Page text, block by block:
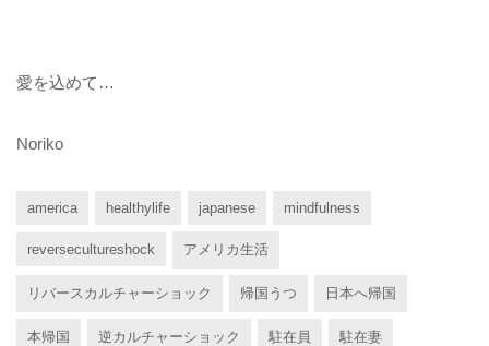
愛を込めて…
Noriko
america healthylife japanese mindfulness
reversecultureshock アメリカ生活
リバースカルチャーショック 帰国うつ 日本へ帰国
本帰国 逆カルチャーショック 駐在員 駐在妻